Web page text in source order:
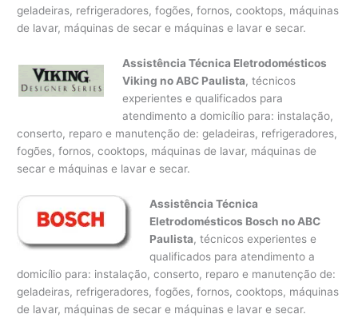
geladeiras, refrigeradores, fogões, fornos, cooktops, máquinas
de lavar, máquinas de secar e máquinas e lavar e secar.
Assistência Técnica Eletrodomésticos
Viking no ABC Paulista, técnicos
experientes e qualificados para
atendimento a domicílio para: instalação,
conserto, reparo e manutenção de: geladeiras, refrigeradores,
fogões, fornos, cooktops, máquinas de lavar, máquinas de
secar e máquinas e lavar e secar.
Assistência Técnica
Eletrodomésticos Bosch no ABC
Paulista, técnicos experientes e
qualificados para atendimento a
domicílio para: instalação, conserto, reparo e manutenção de:
geladeiras, refrigeradores, fogões, fornos, cooktops, máquinas
de lavar, máquinas de secar e máquinas e lavar e secar.